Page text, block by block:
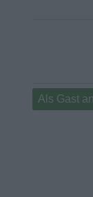
Als Gast